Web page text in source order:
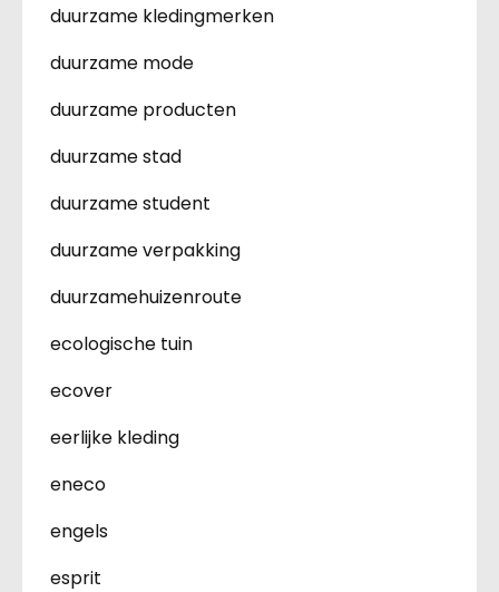
duurzame kledingmerken
duurzame mode
duurzame producten
duurzame stad
duurzame student
duurzame verpakking
duurzamehuizenroute
ecologische tuin
ecover
eerlijke kleding
eneco
engels
esprit